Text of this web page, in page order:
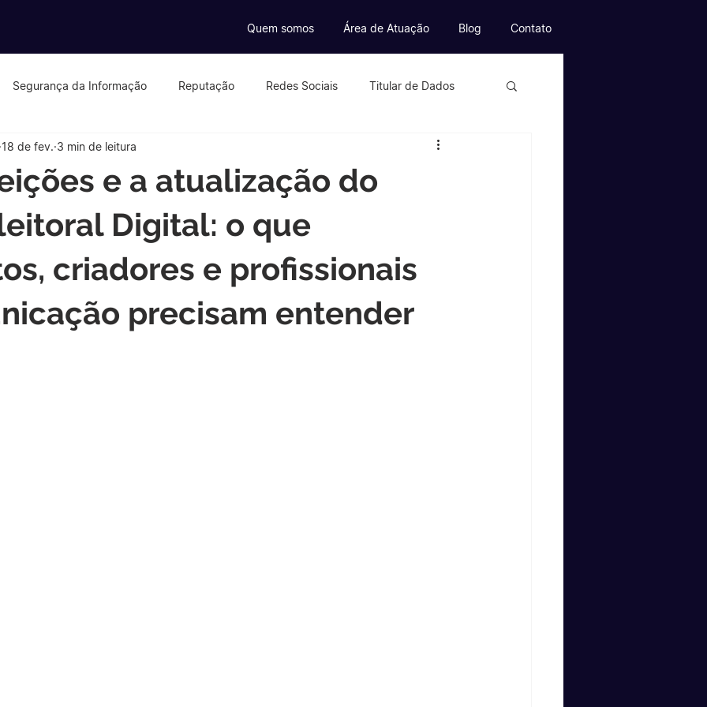
Quem somos Área de Atuação Blog Contato
Segurança da Informação Reputação Redes Sociais Titular de Dados
eSports Influenecers
Educação Digital Tributação Digital
e a atualização do
Digital: o que
criadores e profissionais
precisam entender
18 de fev. 3 min de leitura